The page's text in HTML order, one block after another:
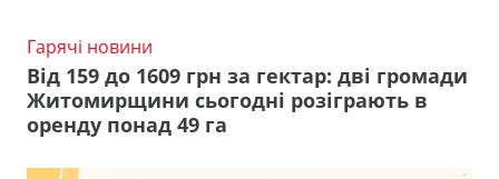
Гарячі новини
Від 159 до 1609 грн за гектар: дві громади
Житомирщини сьогодні розіграють в
оренду понад 49 га